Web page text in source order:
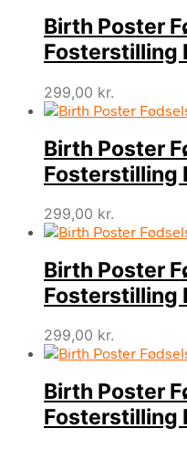
Birth Poster
Fosterstilling
299,00 kr.
Birth Poster
Fosterstilling
299,00 kr.
Birth Poster
Fosterstilling
299,00 kr.
Birth Poster
Fosterstilling